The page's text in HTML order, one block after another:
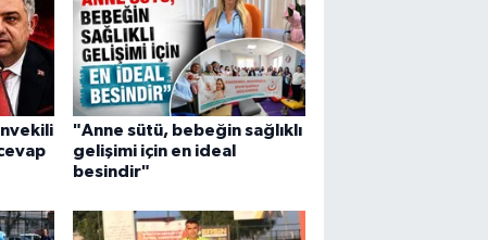
"Anne sütü, bebeğin sağlıklı
gelişimi için en ideal
besindir"